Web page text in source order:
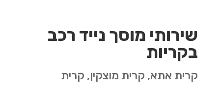
שירותי מוסך נייד רכב
בקריות
קרית אתא, קרית מוצקין, קרית